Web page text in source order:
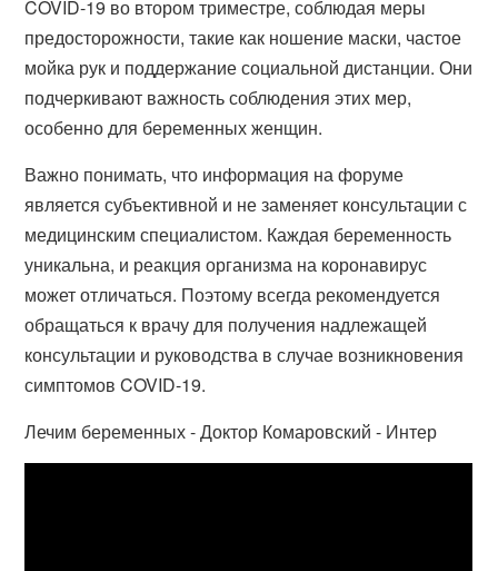
COVID-19 во втором триместре, соблюдая меры
предосторожности, такие как ношение маски, частое
мойка рук и поддержание социальной дистанции. Они
подчеркивают важность соблюдения этих мер,
особенно для беременных женщин.
Важно понимать, что информация на форуме
является субъективной и не заменяет консультации с
медицинским специалистом. Каждая беременность
уникальна, и реакция организма на коронавирус
может отличаться. Поэтому всегда рекомендуется
обращаться к врачу для получения надлежащей
консультации и руководства в случае возникновения
симптомов COVID-19.
Лечим беременных - Доктор Комаровский - Интер